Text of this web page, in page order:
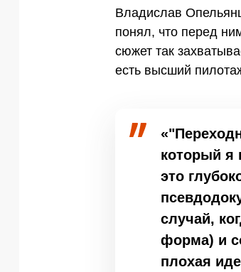
Владислав
понял, что перед
сюжет так
есть высший
который я
это
случай,
форма) и
плохая